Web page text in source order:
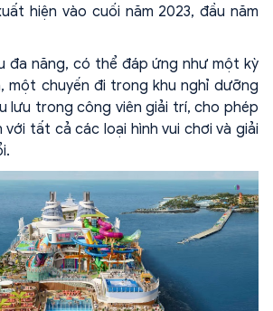
hiện vào cuối năm 2023, đầu năm
đa năng, có thể đáp ứng như một kỳ
một chuyến đi trong khu nghỉ dưỡng
lưu trong công viên giải trí, cho phép
tất cả các loại hình vui chơi và giải